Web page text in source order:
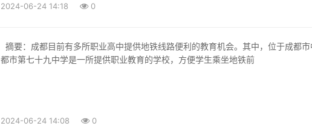
2024-06-24 14:18 0
都市第七十九中学是一所提供职业教育的学校，方便学生乘坐地铁前
2024-06-24 14:08 0